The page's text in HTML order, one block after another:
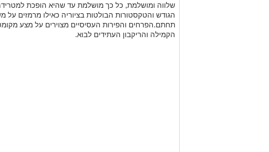
שלווה ומושלמת, כל כך מושלמת עד שהיא הופכת
הגודש והטקסטורות הבולטות בציוריה כאילו מרמזים על
תחתם.הפרחים והפירות העסיסיים מצוירים על מצע
הקמילה והריקבון העתידים לבוא.